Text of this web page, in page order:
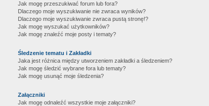
Jak mogę przeszukiwać forum lub fora?
Dlaczego moje wyszukiwanie nie zwraca wyników?
Dlaczego moje wyszukiwanie zwraca pustą stronę!?
Jak mogę wyszukać użytkowników?
Jak mogę znaleźć moje posty i tematy?
Śledzenie tematu i Zakładki
Jaka jest różnica między utworzeniem zakładki a śledzeniem?
Jak mogę śledzić wybrane fora lub tematy?
Jak mogę usunąć moje śledzenia?
Załączniki
Jak mogę odnaleźć wszystkie moje załączniki?